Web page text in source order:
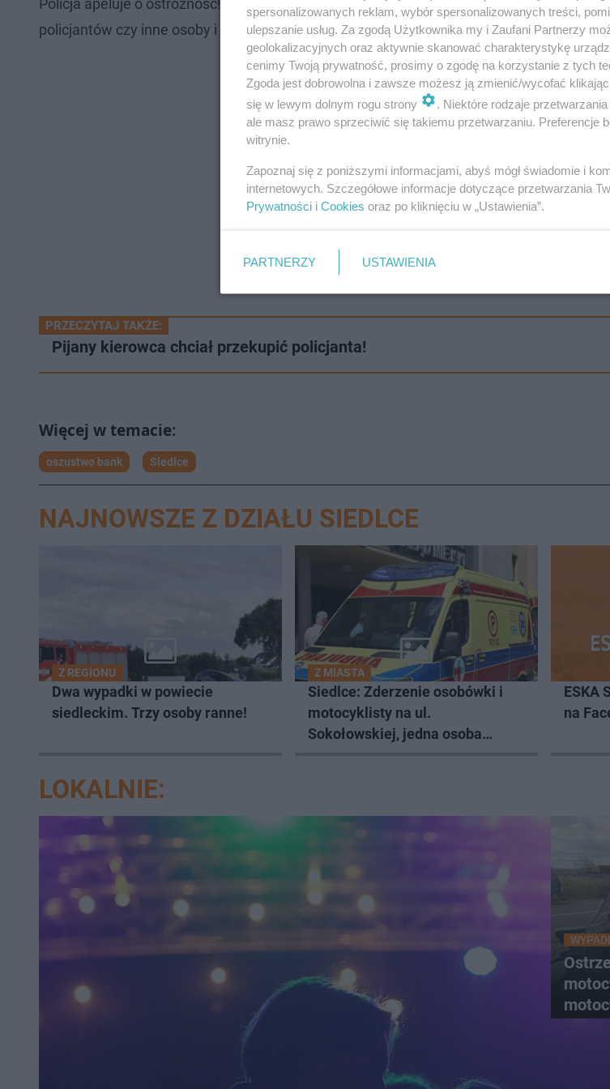
Policja apeluje o ostrożność! Nie należy ufać osobom, które do nas dzwonią podając się
policjantów czy inne osoby i proszą nas o przelanie pieniędzy!
PRZECZYTAJ TAKŻE:
Pijany kierowca chciał przekupić policjanta!
oszustwo bank Siedlce
NAJNOWSZE Z DZIAŁU SIEDLCE
Z REGIONU
Dwa wypadki w powiecie
siedleckim. Trzy osoby ranne!
Z MIASTA
Siedlce: Zderzenie osobówki i
motocyklisty na ul.
Sokołowskiej, jedna osoba
ESKA
na
LOKALNIE:
spersonalizowanych reklam, wybór spersonalizowanych treści,
ulepszanie usług. Za zgodą Użytkownika my i Zaufani Partnerzy
geolokalizacyjnych oraz aktywnie skanować charakterystykę
cenimy Twoją prywatność, prosimy o zgodę na korzystanie z tych
Zgoda jest dobrowolna i zawsze możesz ją zmienić/wycofać
się w lewym dolnym rogu strony
. Niektóre rodzaje
ale masz prawo sprzeciwić się takiemu przetwarzaniu. Preferencje
witrynie.
Zapoznaj się z poniższymi informacjami, abyś mógł świadomie i
internetowych. Szczegółowe informacje dotyczące przetwarzania
Prywatności i Cookies oraz po kliknięciu w „Ustawienia”.
PARTNERZY USTAWIENIA